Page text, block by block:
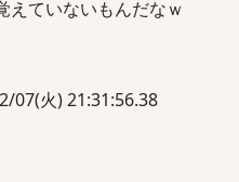
えていないもんだなｗ
07(火) 21:31:56.38